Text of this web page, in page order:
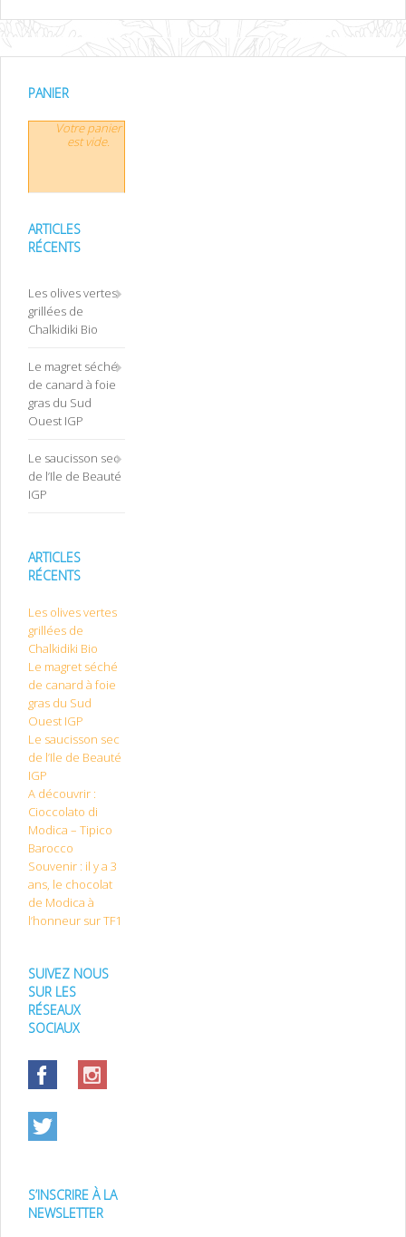
PANIER
Votre panier
est vide.
ARTICLES
RÉCENTS
Les olives vertes
grillées de
Chalkidiki Bio
Le magret séché
de canard à foie
gras du Sud
Ouest IGP
Le saucisson sec
de l’Ile de Beauté
IGP
ARTICLES
RÉCENTS
Les olives vertes
grillées de
Chalkidiki Bio
Le magret séché
de canard à foie
gras du Sud
Ouest IGP
Le saucisson sec
de l’Ile de Beauté
IGP
A découvrir :
Cioccolato di
Modica – Tipico
Barocco
Souvenir : il y a 3
ans, le chocolat
de Modica à
l’honneur sur TF1
SUIVEZ NOUS
SUR LES
RÉSEAUX
SOCIAUX
S’INSCRIRE À LA
NEWSLETTER